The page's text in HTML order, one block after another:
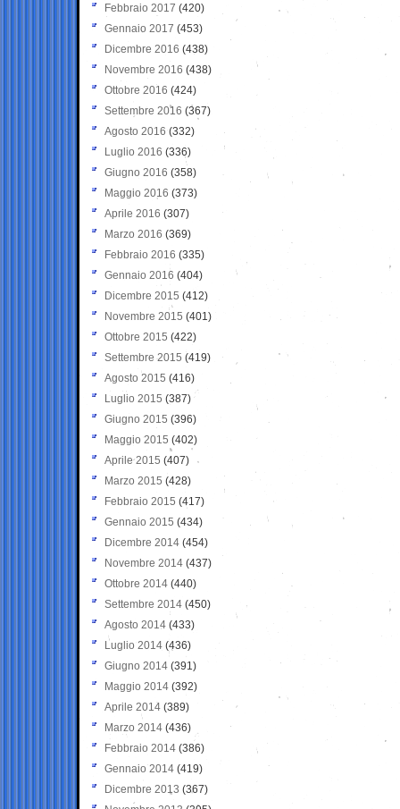
Febbraio 2017 (420)
Gennaio 2017 (453)
Dicembre 2016 (438)
Novembre 2016 (438)
Ottobre 2016 (424)
Settembre 2016 (367)
Agosto 2016 (332)
Luglio 2016 (336)
Giugno 2016 (358)
Maggio 2016 (373)
Aprile 2016 (307)
Marzo 2016 (369)
Febbraio 2016 (335)
Gennaio 2016 (404)
Dicembre 2015 (412)
Novembre 2015 (401)
Ottobre 2015 (422)
Settembre 2015 (419)
Agosto 2015 (416)
Luglio 2015 (387)
Giugno 2015 (396)
Maggio 2015 (402)
Aprile 2015 (407)
Marzo 2015 (428)
Febbraio 2015 (417)
Gennaio 2015 (434)
Dicembre 2014 (454)
Novembre 2014 (437)
Ottobre 2014 (440)
Settembre 2014 (450)
Agosto 2014 (433)
Luglio 2014 (436)
Giugno 2014 (391)
Maggio 2014 (392)
Aprile 2014 (389)
Marzo 2014 (436)
Febbraio 2014 (386)
Gennaio 2014 (419)
Dicembre 2013 (367)